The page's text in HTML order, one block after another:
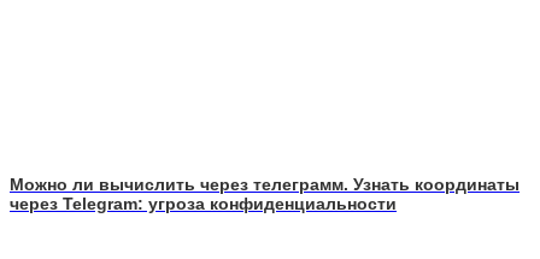
Можно ли вычислить через телеграмм. Узнать координаты
через Telegram: угроза конфиденциальности